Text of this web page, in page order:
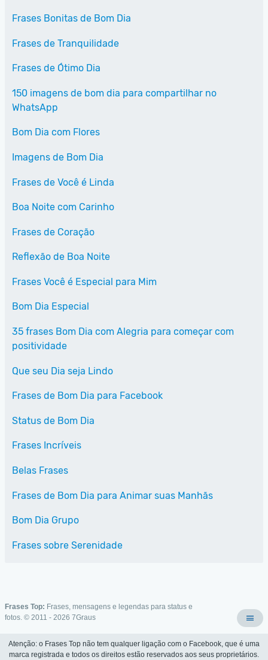
Frases Bonitas de Bom Dia
Frases de Tranquilidade
Frases de Ótimo Dia
150 imagens de bom dia para compartilhar no
WhatsApp
Bom Dia com Flores
Imagens de Bom Dia
Frases de Você é Linda
Boa Noite com Carinho
Frases de Coração
Reflexão de Boa Noite
Frases Você é Especial para Mim
Bom Dia Especial
35 frases Bom Dia com Alegria para começar com
positividade
Que seu Dia seja Lindo
Frases de Bom Dia para Facebook
Status de Bom Dia
Frases Incríveis
Belas Frases
Frases de Bom Dia para Animar suas Manhãs
Bom Dia Grupo
Frases sobre Serenidade
Frases Top: Frases, mensagens e legendas para status e
fotos. © 2011 - 2026 7Graus
Atenção: o Frases Top não tem qualquer ligação com o Facebook, que é uma
marca registrada e todos os direitos estão reservados aos seus proprietários.